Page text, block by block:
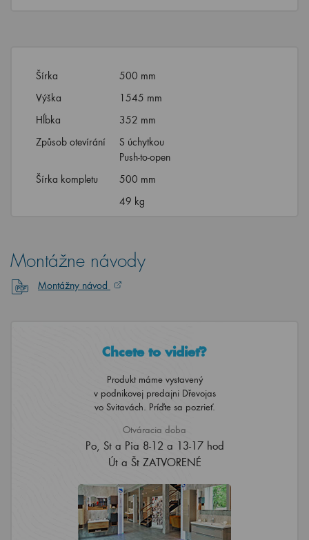
Šírka
500 mm
Výška
1545 mm
Hĺbka
352 mm
Způsob otevírání
S úchytkou
Push-to-open
Šírka kompletu
500 mm
49 kg
Montážne návody
Montážny návod
Chcete to vidieť?
Produkt máme vystavený
v podnikovej predajni Dřevojas
vo Svitavách. Príďte sa pozrieť.
Otváracia doba
Po, St a Pia 8-12 a 13-17 hod
Út a Št ZATVORENÉ